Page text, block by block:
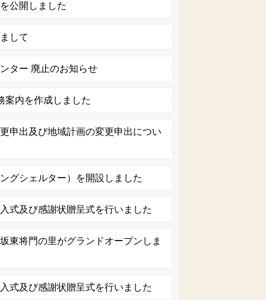
公開しました
して
ター 廃止のお知らせ
案内を作成しました
申出及び地域計画の変更申出につい
グシェルター）を開設しました
式及び感謝状贈呈式を行いました
東将門の里がグランドオープンしま
式及び感謝状贈呈式を行いました